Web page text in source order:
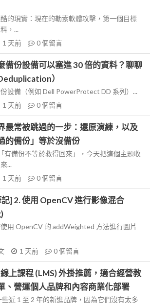
的現實：現在的勒索軟體攻擊，第一個目標
，...
1 天前 0個留言
備份設備可以塞進 30 倍的資料？聊聊
）
設備（例如 Dell PowerProtect DD 系列）...
1 天前 0個留言
最常被跳過的一步：還原演練，以及
的備份」等於沒備份
有備份不等於救得回來」，今天把這個主題收
...
1 天前 0個留言
] 2. 使用 OpenCV 進行影像混合
用 OpenCV 的 addWeighted 方法進行圖片
1 天前 0個留言
上課程 (LMS) 外掛推薦，適合經營教
、營運個人品牌和內容商業化部署
近 1 至 2 年的新進品牌，因為它們沒有太多